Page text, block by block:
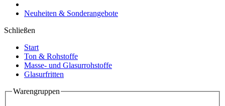
Neuheiten & Sonderangebote
Schließen
Start
Ton & Rohstoffe
Masse- und Glasurrohstoffe
Glasurfritten
Warengruppen